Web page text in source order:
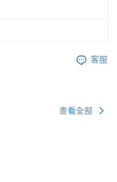
客服
查看全部